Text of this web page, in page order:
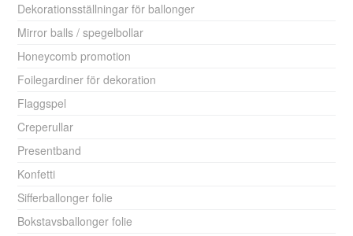
Dekorationsställningar för ballonger
Mirror balls / spegelbollar
Honeycomb promotion
Foilegardiner för dekoration
Flaggspel
Creperullar
Presentband
Konfetti
Sifferballonger folie
Bokstavsballonger folie